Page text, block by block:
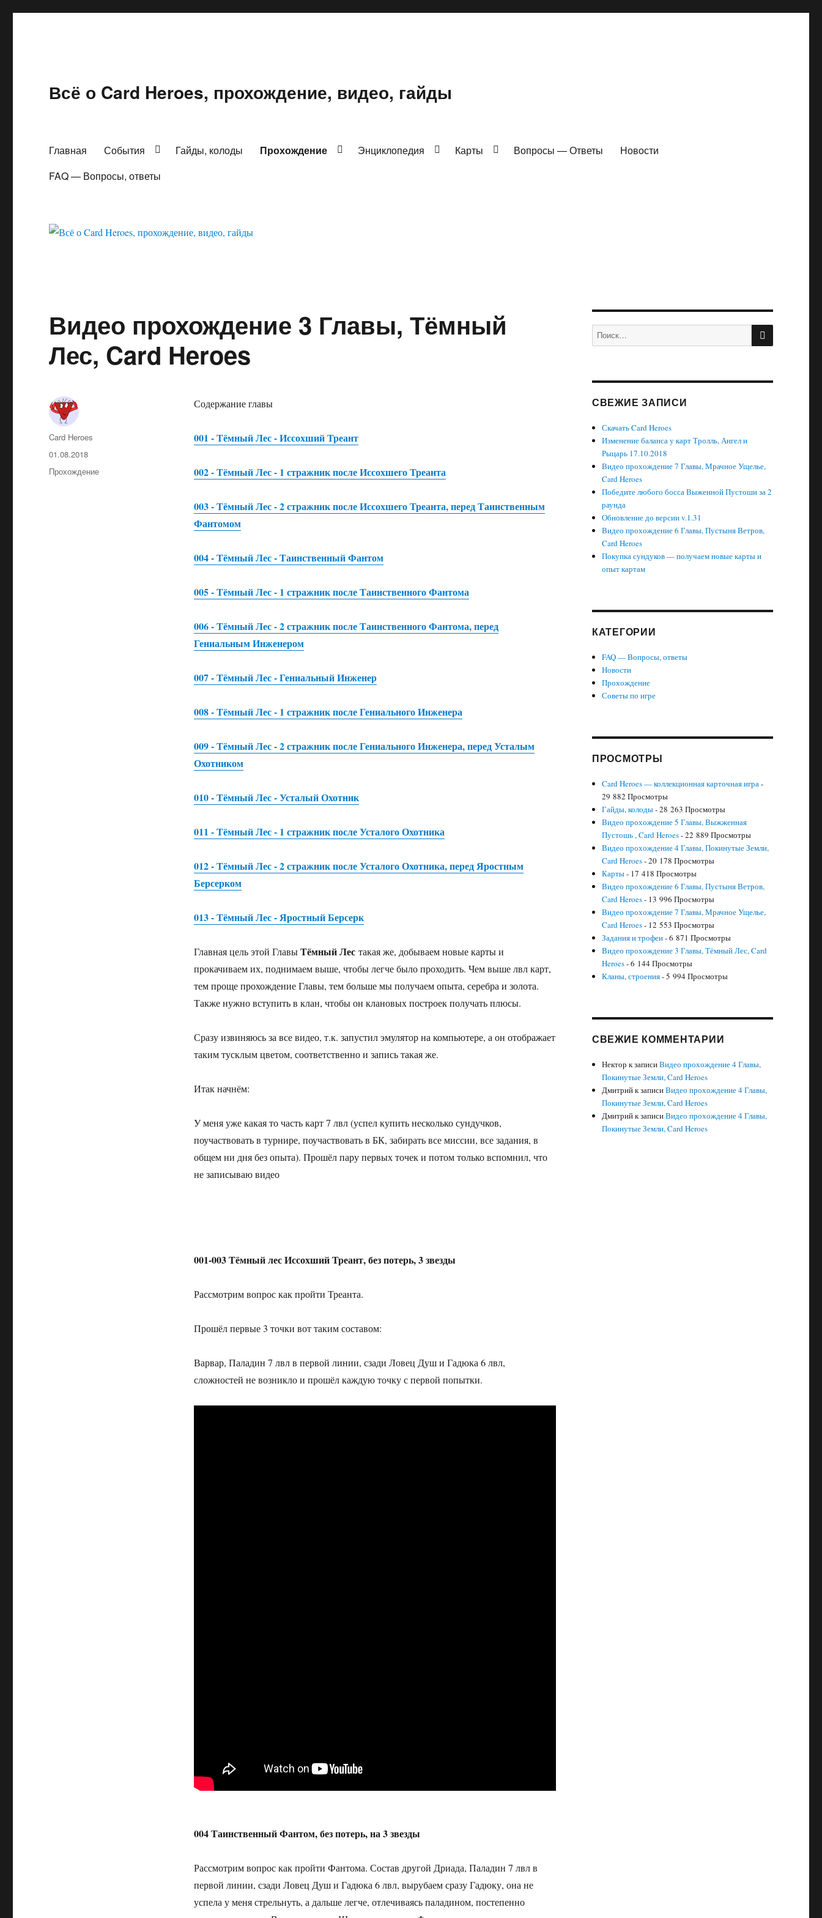
Всё о Card Heroes, прохождение, видео, гайды
Главная События Гайды, колоды Прохождение Энциклопедия Карты Вопросы — Ответы
Новости
FAQ — Вопросы, ответы
Видео прохождение 3 Главы, Тёмный
Лес, Card Heroes
Содержание главы
001 - Тёмный Лес - Иссохший Треант
002 - Тёмный Лес - 1 стражник после Иссохшего Треанта
003 - Тёмный Лес - 2 стражник после Иссохшего Треанта, перед Таинственным
Фантомом
004 - Тёмный Лес - Таинственный Фантом
005 - Тёмный Лес - 1 стражник после Таинственного Фантома
006 - Тёмный Лес - 2 стражник после Таинственного Фантома, перед
Гениальным Инженером
007 - Тёмный Лес - Гениальный Инженер
008 - Тёмный Лес - 1 стражник после Гениального Инженера
009 - Тёмный Лес - 2 стражник после Гениального Инженера, перед Усталым
Охотником
010 - Тёмный Лес - Усталый Охотник
011 - Тёмный Лес - 1 стражник после Усталого Охотника
012 - Тёмный Лес - 2 стражник после Усталого Охотника, перед Яростным
Берсерком
013 - Тёмный Лес - Яростный Берсерк
Главная цель этой ГлавыТёмный Лестакая же, добываем новые карты и
прокачиваем их, поднимаем выше, чтобы легче было проходить. Чем выше лвл карт,
тем проще прохождение Главы, тем больше мы получаем опыта, серебра и золота.
Также нужно вступить в клан, чтобы он клановых построек получать плюсы.
Сразу извиняюсь за все видео, т.к. запустил эмулятор на компьютере, а он отображает
таким тусклым цветом, соответственно и запись такая же.
Итак начнём:
У меня уже какая то часть карт 7 лвл (успел купить несколько сундучков,
поучаствовать в турнире, поучаствовать в БК, забирать все миссии, все задания, в
общем ни дня без опыта). Прошёл пару первых точек и потом только вспомнил, что
не записываю видео
001-003 Тёмный лес Иссохший Треант, без потерь, 3 звезды
Рассмотрим вопрос как пройти Треанта.
Прошёл первые 3 точки вот таким составом:
Варвар, Паладин 7 лвл в первой линии, сзади Ловец Душ и Гадюка 6 лвл,
сложностей не возникло и прошёл каждую точку с первой попытки.
004 Таинственный Фантом, без потерь, на 3 звезды
Рассмотрим вопрос как пройти Фантома. Состав другой Дриада, Паладин 7 лвл в
первой линии, сзади Ловец Душ и Гадюка 6 лвл, вырубаем сразу Гадюку, она не
успела у меня стрельнуть, а дальше легче, отлечиваясь паладином, постепенно
Автор
Card Heroes
Опубликовано
01.08.2018
Рубрики
Прохождение
Искать: ПОИСК
СВЕЖИЕ ЗАПИСИ
Скачать Card Heroes
Изменение баланса у карт Тролль, Ангел и
Рыцарь 17.10.2018
Видео прохождение 7 Главы, Мрачное Ущелье,
Card Heroes
Победите любого босса Выженной Пустоши за 2
раунда
Обновление до версии v.1.31
Видео прохождение 6 Главы, Пустыня Ветров,
Card Heroes
Покупка сундуков — получаем новые карты и
опыт картам
КАТЕГОРИИ
FAQ — Вопросы, ответы
Новости
Прохождение
Советы по игре
ПРОСМОТРЫ
Card Heroes — коллекционная карточная игра-
29 882 Просмотры
Гайды, колоды- 28 263 Просмотры
Видео прохождение 5 Главы, Выжженная
Пустошь , Card Heroes- 22 889 Просмотры
Видео прохождение 4 Главы, Покинутые Земли,
Card Heroes- 20 178 Просмотры
Карты- 17 418 Просмотры
Видео прохождение 6 Главы, Пустыня Ветров,
Card Heroes- 13 996 Просмотры
Видео прохождение 7 Главы, Мрачное Ущелье,
Card Heroes- 12 553 Просмотры
Задания и трофеи- 6 871 Просмотры
Видео прохождение 3 Главы, Тёмный Лес, Card
Heroes- 6 144 Просмотры
Кланы, строения- 5 994 Просмотры
СВЕЖИЕ КОММЕНТАРИИ
Нектор к записиВидео прохождение 4 Главы,
Покинутые Земли, Card Heroes
Дмитрийк записиВидео прохождение 4 Главы,
Покинутые Земли, Card Heroes
Дмитрийк записиВидео прохождение 4 Главы,
Покинутые Земли, Card Heroes